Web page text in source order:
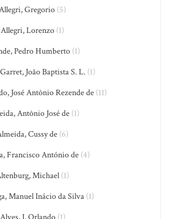
Gregorio (5)
Allegri, Lorenzo (1)
Pedro Humberto(1)
João Baptista S. L.(1)
José Antônio Rezende de (11)
Antônio José de (1)
Cussy de (6)
Francisco António de (4)
Michael (1)
Manuel Inácio da Silva(1)